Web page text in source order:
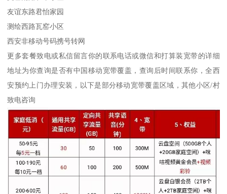
友谊东路君怡家园
测绘西路瓦窑小区
西安非移动号码携号转网
更多套餐致电或私信留言你的联系电话或微信和打算装宽带的详细
地址为你查询是否有中国移动宽带覆盖，查询后时间联系你，全西
安预约上门办理安装，以下是部分移动宽带覆盖区域，其他小区/村
致电咨询